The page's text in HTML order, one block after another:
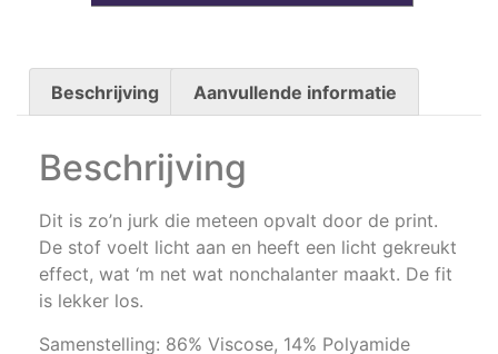
Beschrijving Aanvullende informatie
Beschrijving
Dit is zo’n jurk die meteen opvalt door de print.
De stof voelt licht aan en heeft een licht gekreukt
effect, wat ‘m net wat nonchalanter maakt. De fit
is lekker los.
Samenstelling: 86% Viscose, 14% Polyamide